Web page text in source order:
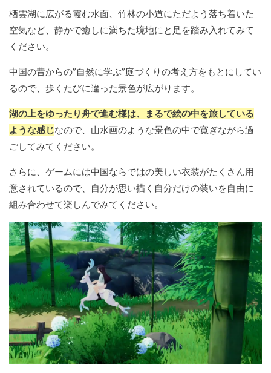
栖雲湖に広がる霞む水面、竹林の小道にただよう落ち着いた
空気など、静かで癒しに満ちた境地にと足を踏み入れてみて
ください。
中国の昔からの”自然に学ぶ”庭づくりの考え方をもとにしてい
るので、歩くたびに違った景色が広がります。
湖の上をゆったり舟で進む様は、まるで絵の中を旅している
ような感じなので、山水画のような景色の中で寛ぎながら過
ごしてみてください。
さらに、ゲームには中国ならではの美しい衣装がたくさん用
意されているので、自分が思い描く自分だけの装いを自由に
組み合わせて楽しんでみてください。